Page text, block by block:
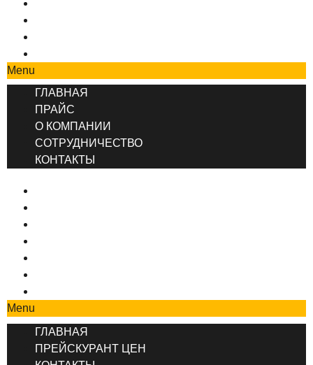
Menu
ГЛАВНАЯ
ПРАЙС
О КОМПАНИИ
СОТРУДНИЧЕСТВО
КОНТАКТЫ
Menu
ГЛАВНАЯ
ПРЕЙСКУРАНТ ЦЕН